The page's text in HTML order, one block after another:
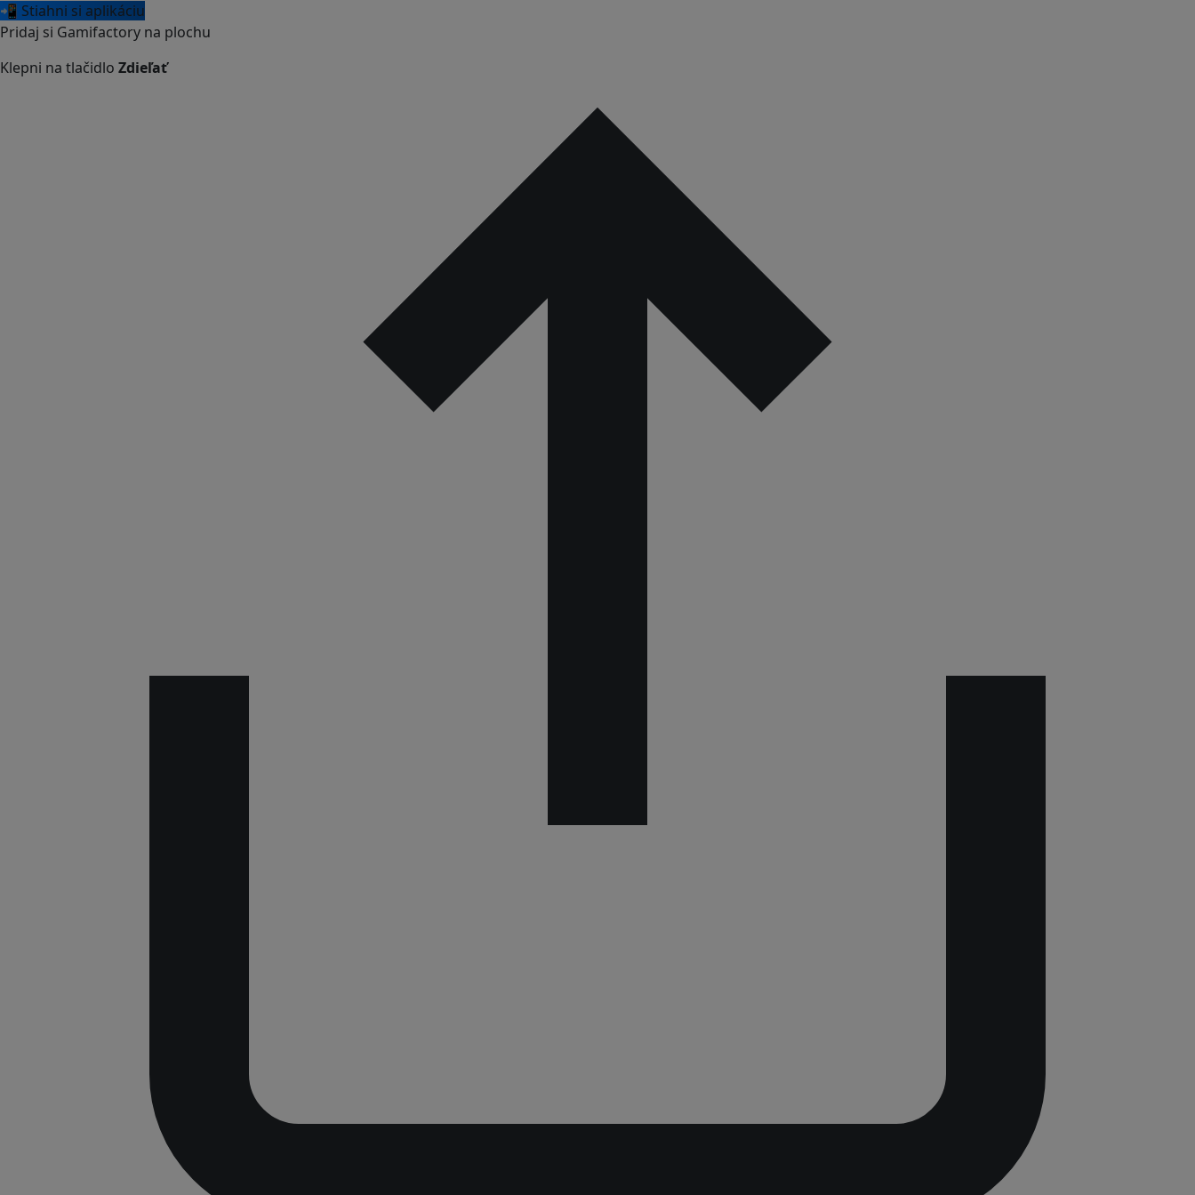
📲 Stiahni si aplikáciu
Pridaj si Gamifactory na plochu
Klepni na tlačidlo Zdieľať